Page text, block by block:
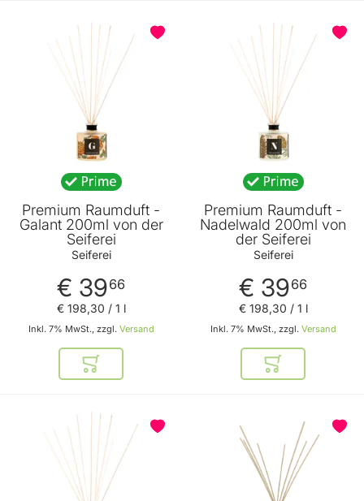
Premium Raumduft -
Galant 200ml von der
Seiferei
Seiferei
€ 3966
Inkl. 7% MwSt., zzgl. Versand
€ 198,30 / 1 l
In den Warenkorb
Premium Raumduft -
Nadelwald 200ml von
der Seiferei
Seiferei
€ 3966
Inkl. 7% MwSt., zzgl. Versand
€ 198,30 / 1 l
In den